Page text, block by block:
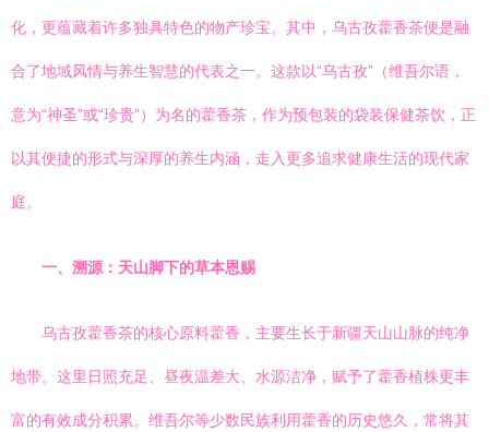
化，更蕴藏着许多独具特色的物产珍宝。其中，乌古孜藿香茶便是融
合了地域风情与养生智慧的代表之一。这款以“乌古孜”（维吾尔语，
意为“神圣”或“珍贵”）为名的藿香茶，作为预包装的袋装保健茶饮，正
以其便捷的形式与深厚的养生内涵，走入更多追求健康生活的现代家
庭。
一、溯源：天山脚下的草本恩赐
乌古孜藿香茶的核心原料藿香，主要生长于新疆天山山脉的纯净
地带。这里日照充足、昼夜温差大、水源洁净，赋予了藿香植株更丰
富的有效成分积累。维吾尔等少数民族利用藿香的历史悠久，常将其